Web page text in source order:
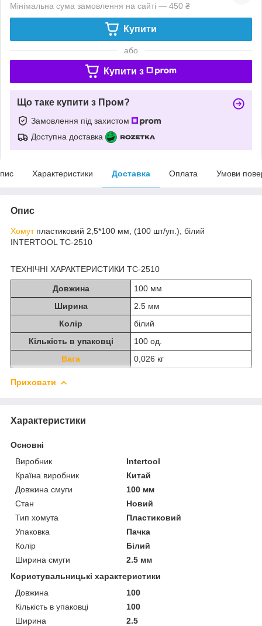
Мінімальна сума замовлення на сайті — 450 ₴
Купити
або
Купити з
Що таке купити з Пром?
Замовлення під захистом
Доступна доставка
Характеристики Доставка Оплата Умови
Опис
Хомутпластиковий 2,5*100 мм, (100 шт/уп.), білий
INTERTOOL TC-2510
ТЕХНІЧНІ ХАРАКТЕРИСТИКИ TC-2510
Довжина
100 мм
Ширина
2.5 мм
Колір
білий
Кількість в упаковці
100 од.
Вага
0,026 кг
Приховати
Характеристики
Основні
Виробник
Intertool
Країна виробник
Китай
Довжина смуги
100 мм
Стан
Новий
Тип хомута
Пластиковий
Упаковка
Пачка
Колір
Білий
Ширина смуги
2.5 мм
Користувальницькі характеристики
Довжина
100
Кількість в упаковці
100
Ширина
2.5